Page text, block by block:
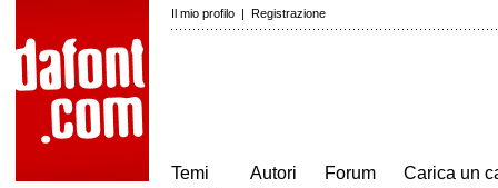
Il mio profilo | Registrazione
Temi
Autori
Forum
Carica un